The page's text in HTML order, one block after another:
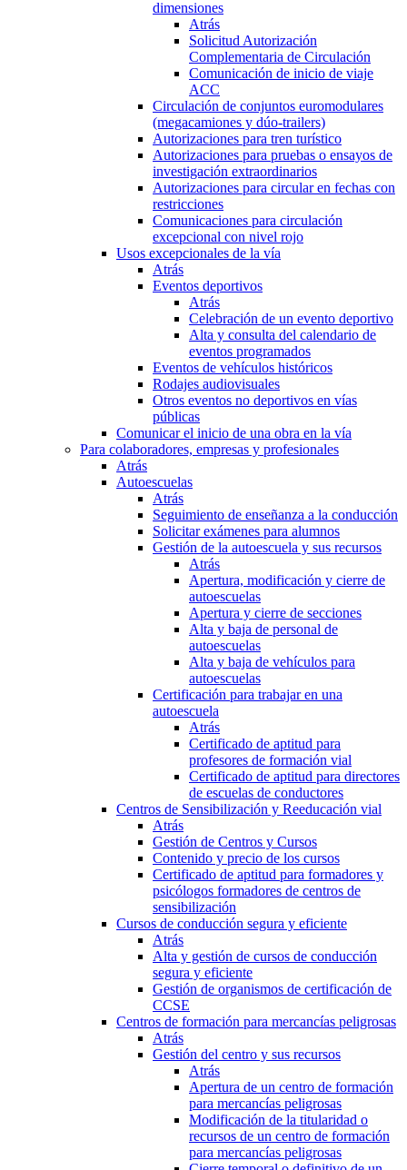
dimensiones
Atrás
Solicitud Autorización
Complementaria de Circulación
Comunicación de inicio de viaje
ACC
Circulación de conjuntos euromodulares
(megacamiones y dúo-trailers)
Autorizaciones para tren turístico
Autorizaciones para pruebas o ensayos de
investigación extraordinarios
Autorizaciones para circular en fechas con
restricciones
Comunicaciones para circulación
excepcional con nivel rojo
Usos excepcionales de la vía
Atrás
Eventos deportivos
Atrás
Celebración de un evento deportivo
Alta y consulta del calendario de
eventos programados
Eventos de vehículos históricos
Rodajes audiovisuales
Otros eventos no deportivos en vías
públicas
Comunicar el inicio de una obra en la vía
Para colaboradores, empresas y profesionales
Atrás
Autoescuelas
Atrás
Seguimiento de enseñanza a la conducción
Solicitar exámenes para alumnos
Gestión de la autoescuela y sus recursos
Atrás
Apertura, modificación y cierre de
autoescuelas
Apertura y cierre de secciones
Alta y baja de personal de
autoescuelas
Alta y baja de vehículos para
autoescuelas
Certificación para trabajar en una
autoescuela
Atrás
Certificado de aptitud para
profesores de formación vial
Certificado de aptitud para directores
de escuelas de conductores
Centros de Sensibilización y Reeducación vial
Atrás
Gestión de Centros y Cursos
Contenido y precio de los cursos
Certificado de aptitud para formadores y
psicólogos formadores de centros de
sensibilización
Cursos de conducción segura y eficiente
Atrás
Alta y gestión de cursos de conducción
segura y eficiente
Gestión de organismos de certificación de
CCSE
Centros de formación para mercancías peligrosas
Atrás
Gestión del centro y sus recursos
Atrás
Apertura de un centro de formación
para mercancías peligrosas
Modificación de la titularidad o
recursos de un centro de formación
para mercancías peligrosas